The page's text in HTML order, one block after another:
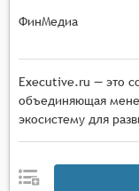
ФинМедиа
Executive.ru — это
объединяющая
экосистему для